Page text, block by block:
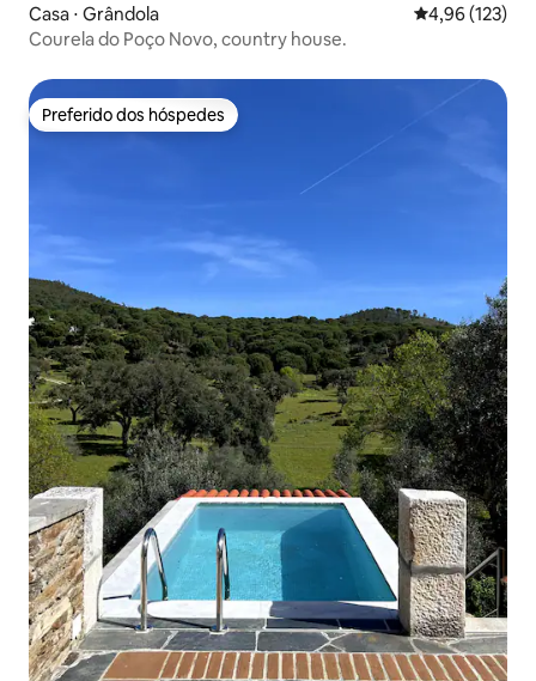
Casa ⋅ Grândola 4,96 de uma
4,96 (123)
Courela do Poço Novo, country house.
Preferido dos hóspedes
Preferido dos hóspedes